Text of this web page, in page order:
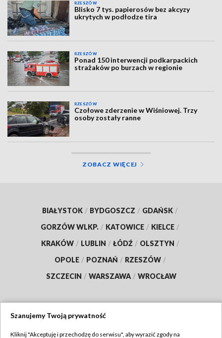
RZESZÓW
Blisko 7 tys. papierosów bez akcyzy
ukrytych w podłodze tira
RZESZÓW
Ponad 150 interwencji podkarpackich
strażaków po burzach w regionie
RZESZÓW
Czołowe zderzenie w Wiśniowej. Trzy
osoby zostały ranne
ZOBACZ WIĘCEJ
BIAŁYSTOK / BYDGOSZCZ / GDAŃSK /
GORZÓW WLKP. / KATOWICE / KIELCE /
KRAKÓW / LUBLIN / ŁÓDŹ / OLSZTYN /
OPOLE / POZNAŃ / RZESZÓW /
SZCZECIN / WARSZAWA / WROCŁAW
Szanujemy Twoją prywatność
Kliknij "Akceptuję i przechodzę do serwisu", aby wyrazić zgody na